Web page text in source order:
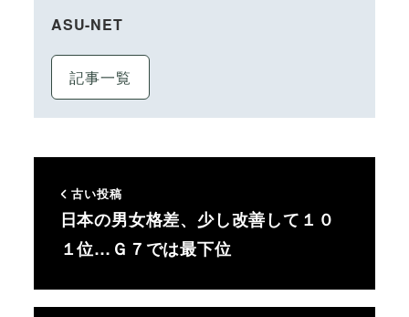
ASU-NET
記事一覧
古い投稿
日本の男女格差、少し改善して１０
１位…Ｇ７では最下位